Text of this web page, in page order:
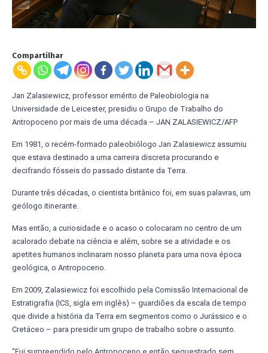
Compartilhar
Jan Zalasiewicz, professor emérito de Paleobiologia na
Universidade de Leicester, presidiu o Grupo de Trabalho do
Antropoceno por mais de uma década – JAN ZALASIEWICZ/AFP
Em 1981, o recém-formado paleobiólogo Jan Zalasiewicz assumiu
que estava destinado a uma carreira discreta procurando e
decifrando fósseis do passado distante da Terra.
Durante três décadas, o cientista britânico foi, em suas palavras, um
geólogo itinerante.
Mas então, a curiosidade e o acaso o colocaram no centro de um
acalorado debate na ciência e além, sobre se a atividade e os
apetites humanos inclinaram nosso planeta para uma nova época
geológica, o Antropoceno.
Em 2009, Zalasiewicz foi escolhido pela Comissão Internacional de
Estratigrafia (ICS, sigla em inglês) – guardiões da escala de tempo
que divide a história da Terra em segmentos como o Jurássico e o
Cretáceo – para presidir um grupo de trabalho sobre o assunto.